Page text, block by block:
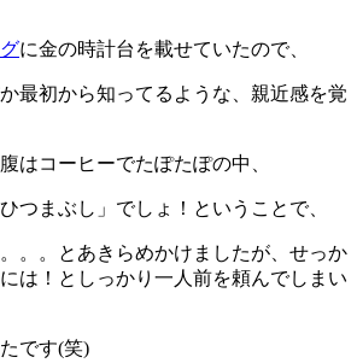
に金の時計台を載せていたので、
最初から知ってるような、親近感を覚
はコーヒーでたぽたぽの中、
つまぶし」でしょ！ということで、
。。とあきらめかけましたが、せっか
は！としっかり一人前を頼んでしまい
です(笑)